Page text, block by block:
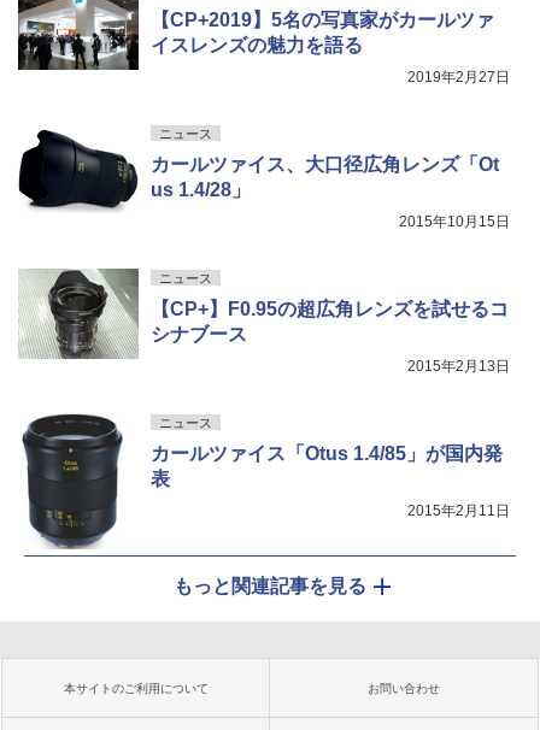
【CP+2019】5名の写真家がカールツァ
イスレンズの魅力を語る
2019年2月27日
ニュース
カールツァイス、大口径広角レンズ「Ot
us 1.4/28」
2015年10月15日
ニュース
【CP+】F0.95の超広角レンズを試せるコ
シナブース
2015年2月13日
ニュース
カールツァイス「Otus 1.4/85」が国内発
表
2015年2月11日
もっと関連記事を見る
本サイトのご利用について お問い合わせ